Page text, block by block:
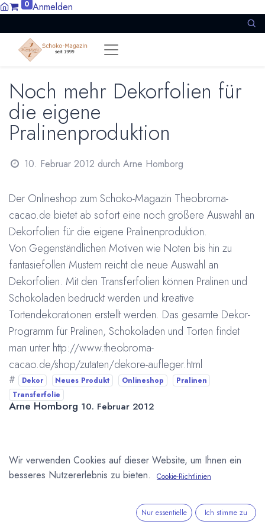
0 Anmelden
Noch mehr Dekorfolien für
die eigene
Pralinenproduktion
10. Februar 2012 durch Arne Homborg
Der Onlineshop zum Schoko-Magazin Theobroma-
cacao.de bietet ab sofort eine noch größere Auswahl an
Dekorfolien für die eigene Pralinenproduktion.
Von Gegenständlichen Motiven wie Noten bis hin zu
fantasiefollen Mustern reicht die neue Auswahl an
Dekorfolien. Mit den Transferfolien können Pralinen und
Schokoladen bedruckt werden und kreative
Tortendekorationen erstellt werden. Das gesamte Dekor-
Programm für Pralinen, Schokoladen und Torten findet
man unter http://www.theobroma-
cacao.de/shop/zutaten/dekore-aufleger.html
# Dekor Neues Produkt Onlineshop
Pralinen
Transferfolie
Arne Homborg 10. Februar 2012
Wir verwenden Cookies auf dieser Website, um Ihnen ein
besseres Nutzererlebnis zu bieten.
Cookie-Richtlinien
Nur essentielle Ich stimme zu